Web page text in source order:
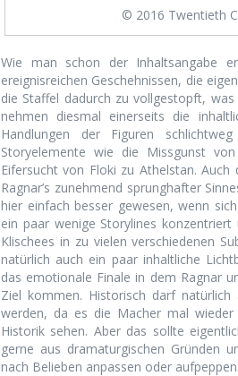
© 2016 Twentieth
Wie man schon der Inhaltsangabe
ereignisreichen Geschehnissen, die
die Staffel dadurch zu vollgestopft,
nehmen diesmal einerseits die
Handlungen der Figuren
Storyelemente wie die Missgunst
Eifersucht von Floki zu Athelstan.
Ragnar’s zunehmend sprunghafter
hier einfach besser gewesen, wenn
ein paar wenige Storylines
Klischees in zu vielen verschiedenen
natürlich auch ein paar inhaltliche
das emotionale Finale in dem Ragnar
Ziel kommen. Historisch darf
werden, da es die Macher mal
Historik sehen. Aber das sollte
gerne aus dramaturgischen Gründen
nach Belieben anpassen oder aufpeppen.